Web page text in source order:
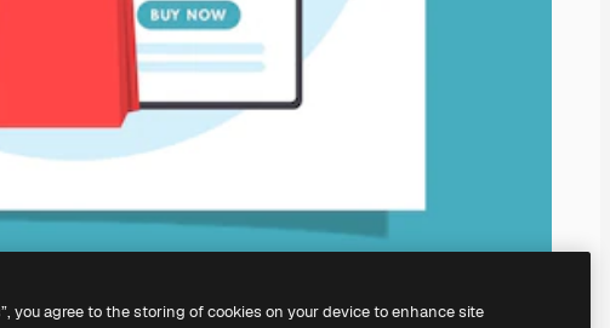
you agree to the storing of cookies on your device to enhance site